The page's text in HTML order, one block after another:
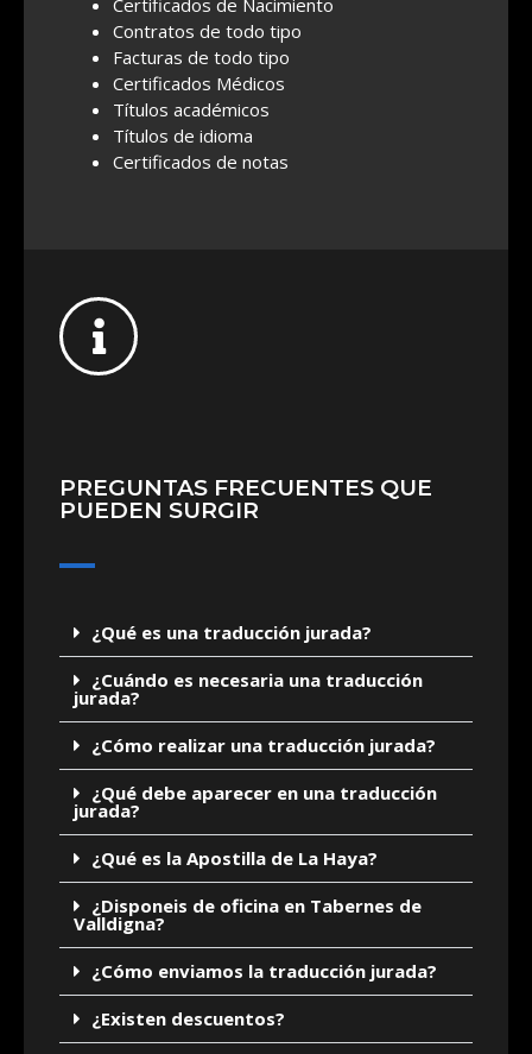
Certificados de Nacimiento
Contratos de todo tipo
Facturas de todo tipo
Certificados Médicos
Títulos académicos
Títulos de idioma
Certificados de notas
PREGUNTAS FRECUENTES QUE
PUEDEN SURGIR
¿Qué es una traducción jurada?
¿Cuándo es necesaria una traducción
jurada?
¿Cómo realizar una traducción jurada?
¿Qué debe aparecer en una traducción
jurada?
¿Qué es la Apostilla de La Haya?
¿Disponeis de oficina en Tabernes de
Valldigna?
¿Cómo enviamos la traducción jurada?
¿Existen descuentos?